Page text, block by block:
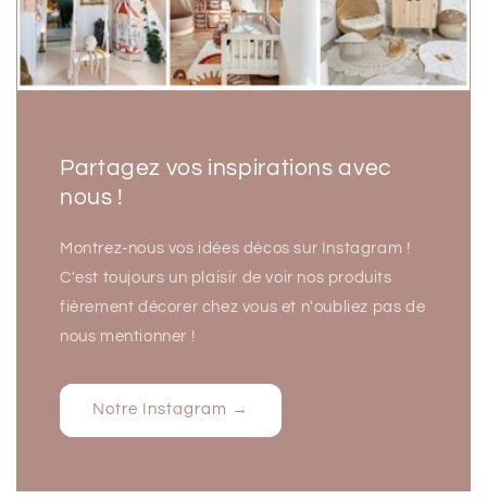
Partagez vos inspirations avec
nous !
Montrez-nous vos idées décos sur Instagram !
C'est toujours un plaisir de voir nos produits
fièrement décorer chez vous et n'oubliez pas de
nous mentionner !
Notre Instagram →